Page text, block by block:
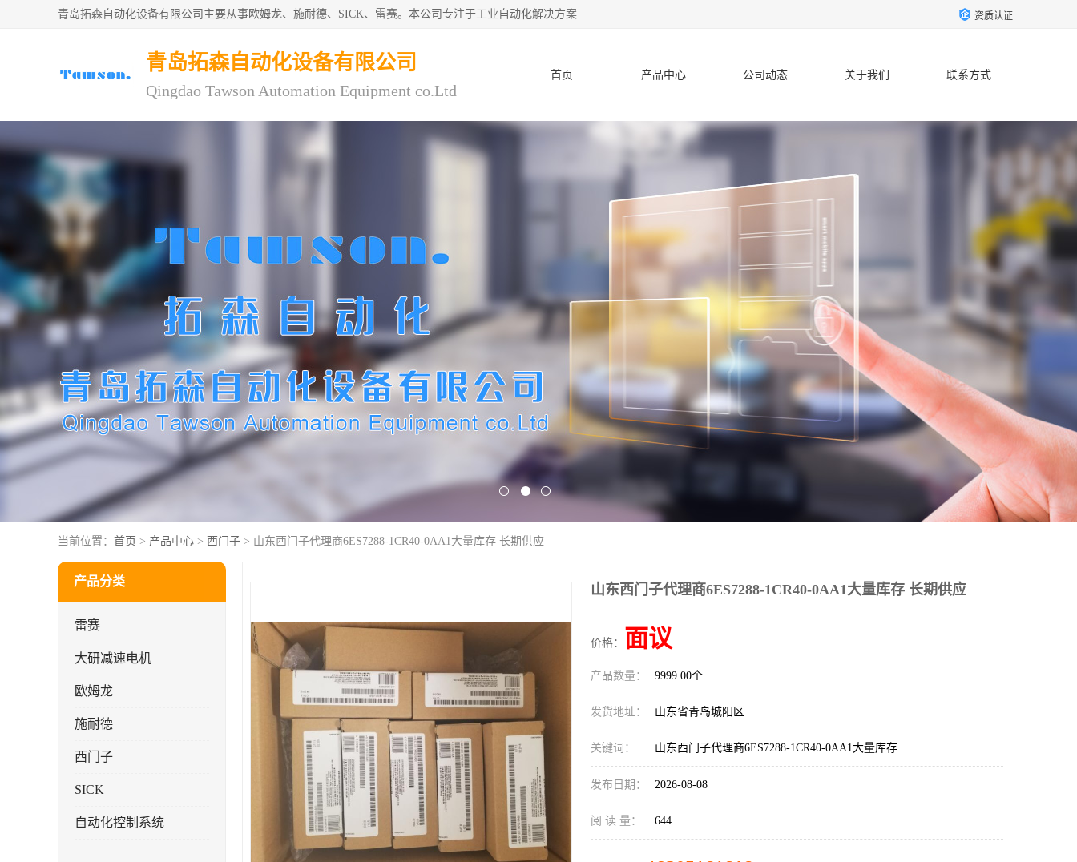
青岛拓森自动化设备有限公司主要从事欧姆龙、施耐德、SICK、雷赛。本公司专注于工业自动化解决方案 资质认证
青岛拓森自动化设备有限公司
Qingdao Tawson Automation Equipment co.Ltd
首页 产品中心 公司动态 关于我们 联系方式
当前位置： 首页 > 产品中心 > 西门子 > 山东西门子代理商6ES7288-1CR40-0AA1大量库存 长期供应
产品分类
雷赛
大研减速电机
欧姆龙
施耐德
西门子
SICK
自动化控制系统
山东西门子代理商6ES7288-1CR40-0AA1大量库存 长期供应
价格： 面议
产品数量： 9999.00个
发货地址： 山东省青岛城阳区
关键词： 山东西门子代理商6ES7288-1CR40-0AA1大量库存
发布日期： 2026-08-08
阅 读 量： 644